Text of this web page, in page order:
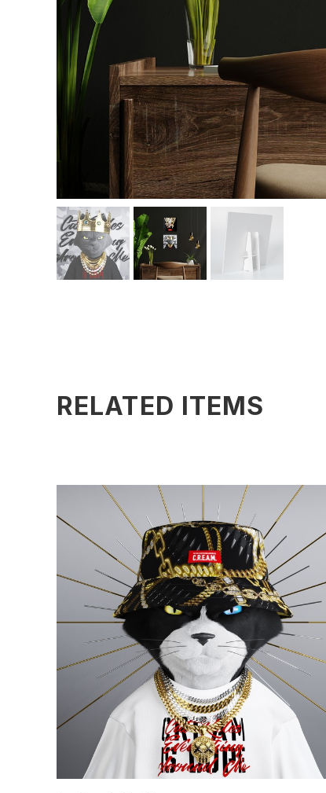
RELATED ITEMS